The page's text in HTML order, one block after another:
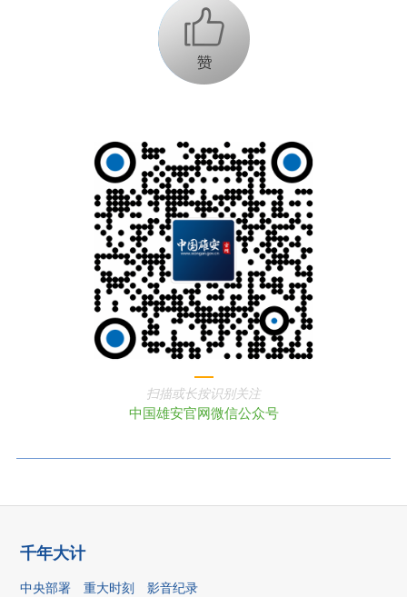
+1
扫描或长按识别关注
中国雄安官网微信公众号
千年大计
中央部署 重大时刻 影音纪录